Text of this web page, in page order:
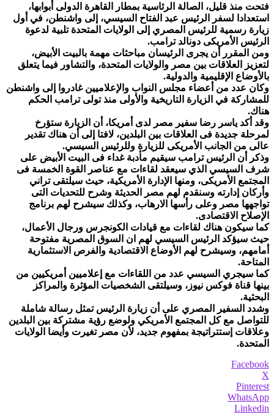
فتحت منذ قليل، الصالة الرئاسية بمطار القاهرة الدولى أبوابها،
استعدادا لسفر الرئيس عبد الفتاح السيسي، إلى واشنطن، في أول
زيارة رسمية للرئيس المصري إلى الولايات المتحدة تلبية لدعوة
الرئيس الأمريكى دونالد ترامب.
ومن المقرر أن يجرى الرئيسان مباحثات مهمة بالبيت الأبيض،
لتعزيز العلاقات بين مصر والولايات المتحدة، والتشاور فيما يتعلق
بالأوضاع الإقليمية والدولية.
وكان عدد من أعضاء مجلس النواب والإعلاميين غادروا إلى واشنطن
للمشاركة في الزيارة التاريخية والأولى منذ تولى ترامب الحكم
هناك.
وقد أكد ياسر رضا سفير مصر لدى أمريكا، أن الزيارة ستؤرخ
لمرحلة جديدة فى العلاقات بين البلدين، لافتا إلى أن هناك تقدير
عالى من الجانب الأمريكى للزيارة وللرئيس السيسي.
وذكر أن الرئيس ترامب سيقيم مأدبة غداء فى البيت الأبيض على
شرف السيسي الذي سيعقد لقاءات مع عناصر القوة الخمسة فى
المجتمع الأمريكى، ومنها الإدارة الأمريكية، حيث سيلتقى تراني
وأركان إدارته وسنقدم لهم مصر الحديثة وشرح للتحديات التى
تواجهها مصر وعلى رأسها الارهاب، وكذلك سيشرح لهم برنامج
الإصلاح الاقتصادى.
كما سيكون هناك لقاءات مع قيادات الكونجرس ورجال الأعمال،
حيث سيؤكد الرئيس السيسي لهم ان السوق المصرية مفتوحة
أمامهم، وسيشرح لهم الأوضاع الاقتصادية والفرص الاستثمارية
المتاحة.
كما سيجري السيسي عدد من اللقاءات مع إعلاميين أمريكيين من
بينها قناة فوكس نيوز، وسيلتقى الشخصيات المؤثرة والمراكز
البحثية.
وشدد السفير المصري على أن زيارة الرئيس تمثل رسالة شاملة
للتواصل مع كل المجتمع الأمريكي ولوضع رؤية مشتركة بين البلدين
وعلاقات إستتراتيجة بمفهوم جديد، لأن مصر تغيرت وأيضا الولايات
المتحدة.
Facebook
X
Pinterest
WhatsApp
Linkedin